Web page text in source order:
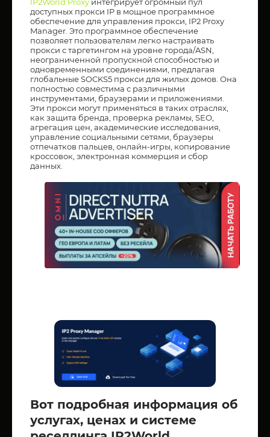
доступных прокси IP в мощное программное
обеспечение для управления прокси, IP2 Proxy
Manager. Это программное обеспечение
позволяет пользователям легко настраивать
прокси с таргетингом на уровне города/ASN,
неограниченной пропускной способностью и
одновременными соединениями, предлагая
глобальные SOCKS5 прокси для жилых домов. Она
полностью совместима с различными
инструментами, браузерами и приложениями.
Эти прокси могут применяться в таких отраслях,
как защита бренда, проверка рекламы, SEO,
агрегация цен, академические исследования,
управление социальными сетями, браузеры
отпечатков пальцев, онлайн-игры, копирование
кроссовок, электронная коммерция и сбор
данных.
Вот подробная информация об
услугах, ценах и системе